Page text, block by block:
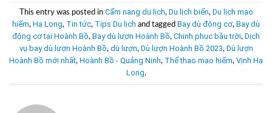
This entry was posted in Cẩm nang du lịch, Du lịch biển, Du lịch mạo
hiểm, Hạ Long, Tin tức, Tips Du lịch and tagged Bay dù động cơ, Bay dù
động cơ tại Hoành Bồ, Bay dù lượn Hoành Bồ, Chinh phục bầu trời, Dịch
vụ bay dù lượn Hoành Bồ, dù lượn, Dù lượn Hoành Bồ 2023, Dù lượn
Hoành Bồ mới nhất, Hoành Bồ - Quảng Ninh, Thể thao mạo hiểm, Vịnh Hạ
Long.